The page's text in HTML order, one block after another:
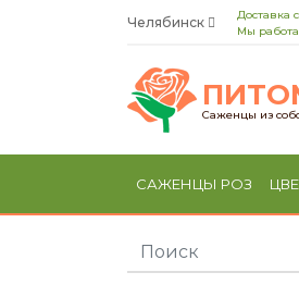
Челябинск
Доставка
Мы
Саженцы из
САЖЕНЦЫ РОЗ